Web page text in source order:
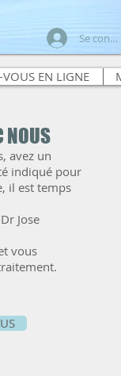
Se
VOUS EN LIGNE
NOUS
avez un
indiqué pour
il est temps
Jose
vous